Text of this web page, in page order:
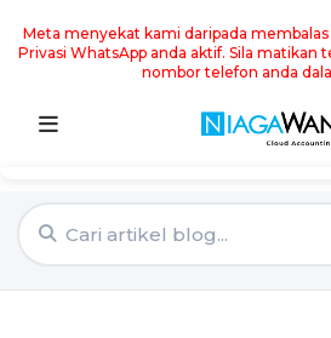
Meta menyekat kami daripada
Privasi WhatsApp anda aktif. Sila matikan
nombor telefon anda